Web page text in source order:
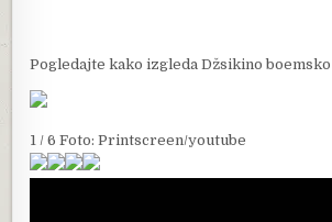
Pogledajte kako izgleda Džsikino
1 / 6 Foto: Printscreen/youtube